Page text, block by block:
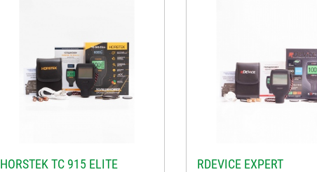
HORSTEK TC 915 ELITE RDEVICE EXPERT